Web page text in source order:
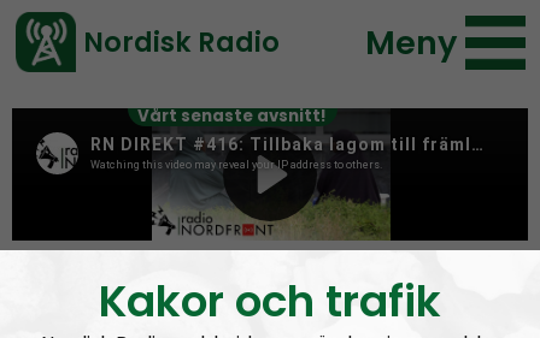
Vårt senaste avsnitt!
Nordisk Radio Meny
Kakor och trafik